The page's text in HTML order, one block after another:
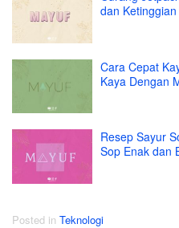
dan Ketinggian
Cara Cepat
Kaya Dengan
Resep Sayur
Sop Enak dan
Posted in Teknologi